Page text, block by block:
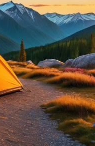
солнца,